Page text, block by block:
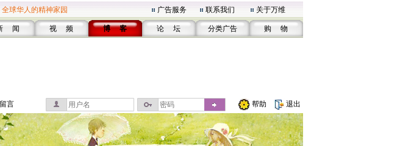
球华人的精神家园 广告服务 联系我们 关于万维
闻 视 频 博 客 论 坛 分类广告 购 物
言 帮助 退出